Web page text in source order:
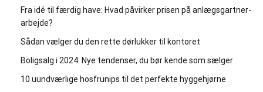
Fra idé til færdig have: Hvad påvirker prisen på anlægsgartner-
arbejde?
Sådan vælger du den rette dørlukker til kontoret
Boligsalg i 2024: Nye tendenser, du bør kende som sælger
10 uundværlige hosfrunips til det perfekte hyggehjørne